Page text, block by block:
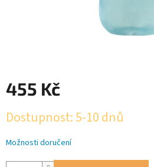
455 Kč
cena:
Dostupnost: 5-10 dnů
Možnosti doručení